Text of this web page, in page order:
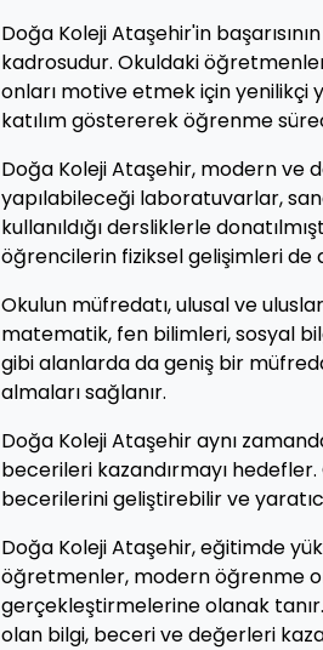
Doğa Koleji Ataşehir'in
kadrosudur. Okuldaki
onları motive etmek için yenilikçi
katılım göstererek öğrenme
Doğa Koleji Ataşehir, modern ve
yapılabileceği laboratuvarlar,
kullanıldığı dersliklerle
öğrencilerin fiziksel gelişimleri
Okulun müfredatı, ulusal ve
matematik, fen bilimleri, sosyal
gibi alanlarda da geniş bir
almaları sağlanır.
Doğa Koleji Ataşehir aynı
becerileri kazandırmayı
becerilerini geliştirebilir ve
Doğa Koleji Ataşehir, eğitimde
öğretmenler, modern öğrenme
gerçekleştirmelerine olanak
olan bilgi, beceri ve değerleri